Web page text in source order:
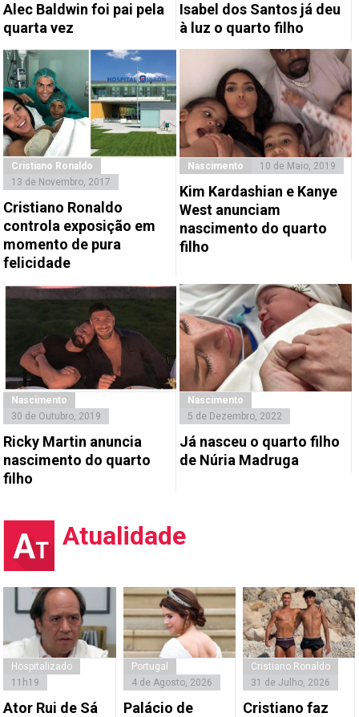
Alec Baldwin foi pai pela
quarta vez
Isabel dos Santos já deu
à luz o quarto filho
Cristiano Ronaldo
13 de Novembro, 2017
Cristiano Ronaldo
controla exposição em
momento de pura
felicidade
Nascimento 10 de Maio, 2019
Kim Kardashian e Kanye
West anunciam
nascimento do quarto
filho
Nascimento
30 de Outubro, 2019
Ricky Martin anuncia
nascimento do quarto
filho
Nascimento
5 de Dezembro, 2022
Já nasceu o quarto filho
de Núria Madruga
Atualidade
Hospitalizado
11h19
Ator Rui de Sá
Portugal
4 de Agosto, 2026
Palácio de
Cristiano Ronaldo
31 de Julho, 2026
Cristiano faz